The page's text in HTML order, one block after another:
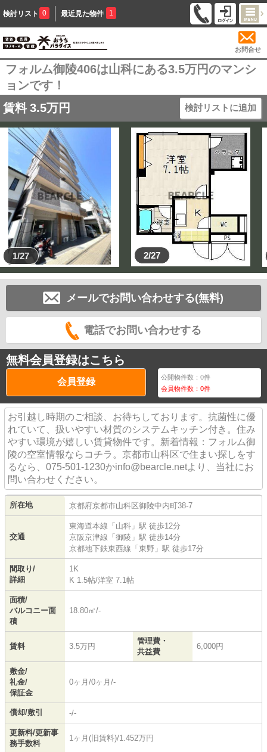
検討リスト 0 最近見た物件 1
お問合せ
フォルム御陵406は山科にある3.5万円のマンシ
ョンです！
賃料 3.5万円 検討リストに追加
1/27 2/27
メールでお問い合わせする(無料)
電話でお問い合わせする
無料会員登録はこちら
会員登録 公開物件数：0件
会員物件数：0件
お引越し時期のご相談、お待ちしております。抗菌性に優
れていて、扱いやすい材質のシステムキッチン付き。住み
やすい環境が嬉しい賃貸物件です。新着情報：フォルム御
陵の空室情報ならコチラ。京都市山科区で住まい探しをす
るなら、075-501-1230かinfo@bearcle.netより、当社にお
問い合わせください。
所在地 京都府京都市山科区御陵中内町38-7
交通
東海道本線 「 山科 」駅 徒歩12分
京阪京津線 「 御陵 」駅 徒歩14分
京都地下鉄東西線 「 東野 」駅 徒歩17分
間取り/
詳細
1K
K 1.5帖/洋室 7.1帖
面積/
バルコニー面
積
18.80㎡/-
賃料 3.5万円
管理費・
共益費
6,000円
敷金/
礼金/
保証金
0ヶ月/0ヶ月/-
償却/敷引 -/-
更新料/更新事
務手数料
1ヶ月(旧賃料)/1.452万円